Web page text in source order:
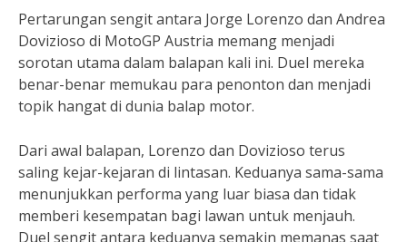
Pertarungan sengit antara Jorge Lorenzo dan Andrea
Dovizioso di MotoGP Austria memang menjadi
sorotan utama dalam balapan kali ini. Duel mereka
benar-benar memukau para penonton dan menjadi
topik hangat di dunia balap motor.
Dari awal balapan, Lorenzo dan Dovizioso terus
saling kejar-kejaran di lintasan. Keduanya sama-sama
menunjukkan performa yang luar biasa dan tidak
memberi kesempatan bagi lawan untuk menjauh.
Duel sengit antara keduanya semakin memanas saat